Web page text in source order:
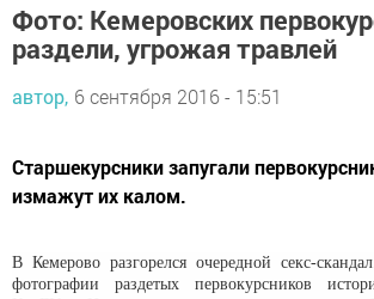
Фото: Кемеровских
раздели, угрожая травлей
автор, 6 сентября 2016 - 15:51
Старшекурсники запугали
измажут их калом.
В Кемерово разгорелся очередной секс-
фотографии раздетых первокурсников